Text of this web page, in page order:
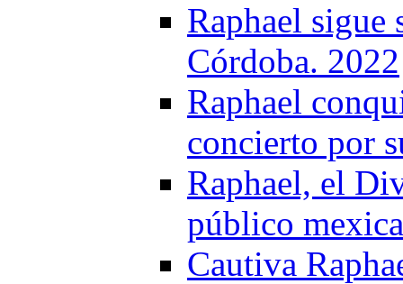
Raphael sigue
Córdoba. 2022
Raphael
concierto por
Raphael, el
público
Cautiva